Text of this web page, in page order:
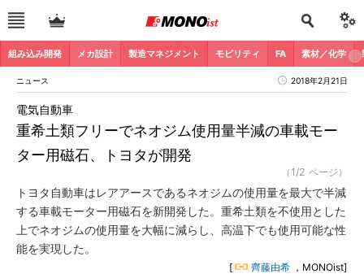
組み込み開発 メカ設計 製造マネジメント モビリティ FA 素材／化学
ニュース 2018年2月21日
重希土類フリーでネオジム使用量半減の車載モー
ター用磁石、トヨタが開発
電気自動車
（1/2 ページ）
トヨタ自動車はレアアースであるネオジムの使用量を最大で半減
する車載モーター用磁石を新開発した。重希土類を不使用とした
上でネオジムの使用量を大幅に減らし、高温下でも使用可能な性
能を実現した。
[ 齊藤由希 ，MONOist]